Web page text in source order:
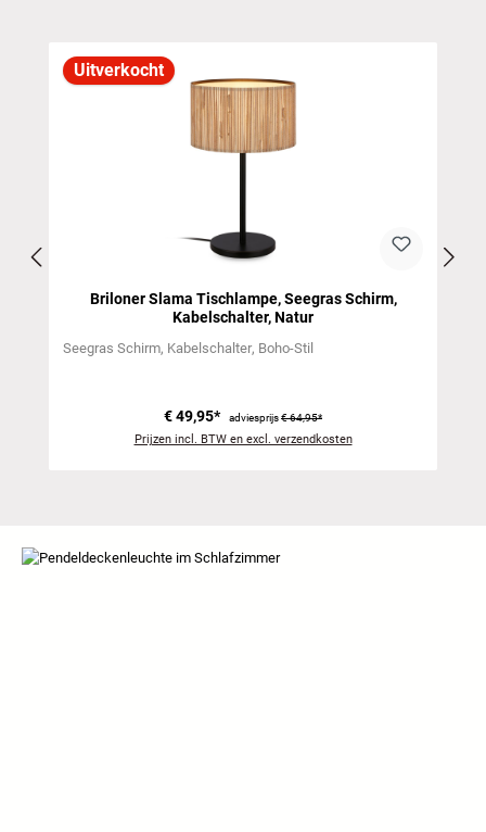
Uitverkocht
Briloner Slama Tischlampe, Seegras Schirm,
Kabelschalter, Natur
Seegras Schirm Kabelschalter Boho-Stil
€ 49,95* adviesprijs€ 64,95*
Prijzen incl. BTW en excl. verzendkosten